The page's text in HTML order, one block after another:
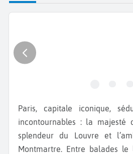
Paris, capitale iconique, séduit par ses trésors
incontournables : la majesté
splendeur du Louvre et
Montmartre. Entre balades